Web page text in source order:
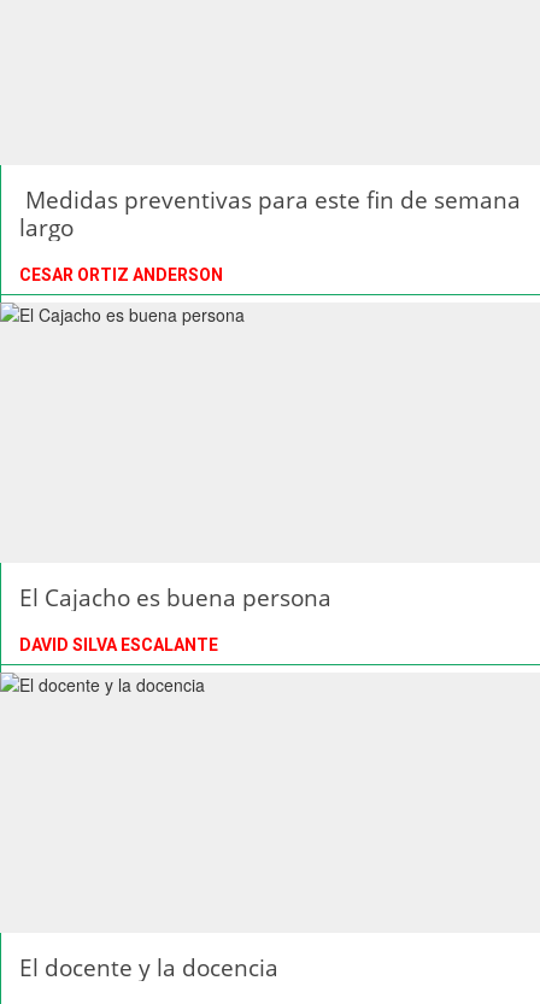
largo
CESAR ORTIZ ANDERSON
El Cajacho es buena persona
DAVID SILVA ESCALANTE
El docente y la docencia